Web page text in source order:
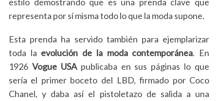
representa por sí misma todo lo que la moda supone.
Esta prenda ha servido también para ejemplarizar
toda la evolución de la moda contemporánea. En
1926 Vogue USApublicaba en sus páginas lo que
sería el primer boceto del LBD, firmado por Coco
Chanel, y daba así el pistoletazo de salida a una